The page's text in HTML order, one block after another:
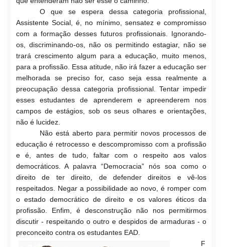
O que se espera dessa categoria profissional,
Assistente Social, é, no mínimo, sensatez e compromisso
com a formação desses futuros profissionais. Ignorando-
os, discriminando-os, não os permitindo estagiar, não se
trará crescimento algum para a educação, muito menos,
para a profissão. Essa atitude, não irá fazer a educação ser
melhorada se preciso for, caso seja essa realmente a
preocupação dessa categoria profissional. Tentar impedir
esses estudantes de aprenderem e apreenderem nos
campos de estágios, sob os seus olhares e orientações,
não é lucidez.
Não estáaberto para permitir novos processos de
educação é retrocesso e descompromisso com a profissão
e é, antes de tudo, faltar com o respeito aos valos
democráticos. A palavra “Democracia” nós soa como o
direito de ter direito, de defender direitos e vê-los
respeitados. Negar a possibilidade ao novo, é romper com
o estado democrático de direito e os valores éticos da
profissão. Enfim, é desconstrução não nos permitirmos
discutir - respeitando o outro e despidos de armaduras - o
preconceito contra os estudantes EAD.
F